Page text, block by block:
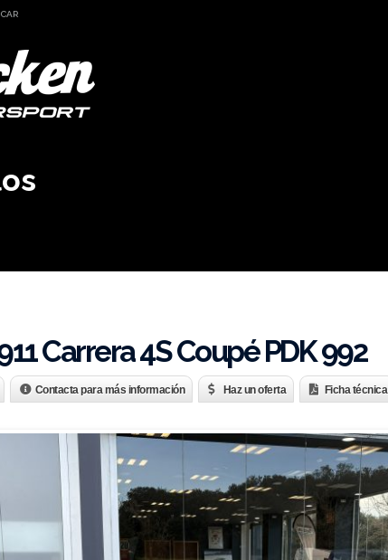
Carrera 4S Coupé PDK 992
Contacta para más información Haz un oferta Ficha técnica